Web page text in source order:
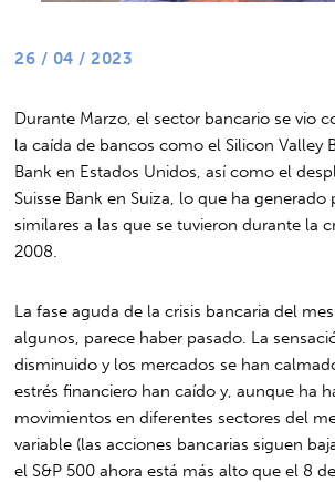
26 / 04 / 2023
Durante Marzo, el sector bancario se vio
la caída de bancos como el Silicon Valley
Bank en Estados Unidos, así como el
Suisse Bank en Suiza, lo que ha generado
similares a las que se tuvieron durante la
2008.
La fase aguda de la crisis bancaria del
algunos, parece haber pasado. La
disminuido y los mercados se han
estrés financiero han caído y, aunque ha
movimientos en diferentes sectores del
variable (las acciones bancarias siguen
el S&P 500 ahora está más alto que el 8